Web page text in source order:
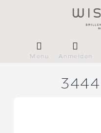
Menü Anmelden
3444